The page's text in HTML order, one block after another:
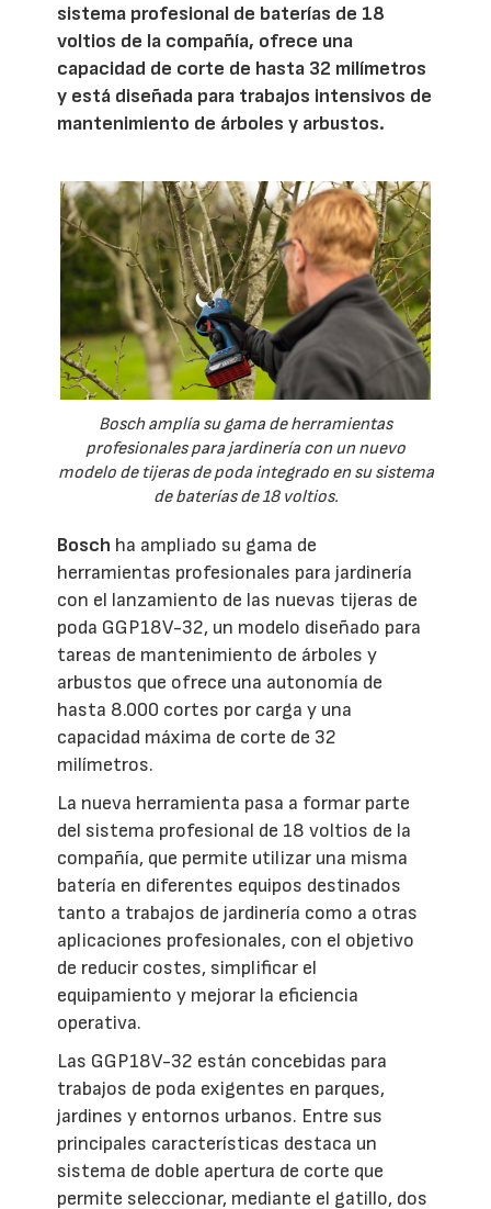
sistema profesional de baterías de 18
voltios de la compañía, ofrece una
capacidad de corte de hasta 32 milímetros
y está diseñada para trabajos intensivos de
mantenimiento de árboles y arbustos.
Bosch amplía su gama de herramientas
profesionales para jardinería con un nuevo
modelo de tijeras de poda integrado en su sistema
de baterías de 18 voltios.
Bosch ha ampliado su gama de
herramientas profesionales para jardinería
con el lanzamiento de las nuevas tijeras de
poda GGP18V-32, un modelo diseñado para
tareas de mantenimiento de árboles y
arbustos que ofrece una autonomía de
hasta 8.000 cortes por carga y una
capacidad máxima de corte de 32
milímetros.
La nueva herramienta pasa a formar parte
del sistema profesional de 18 voltios de la
compañía, que permite utilizar una misma
batería en diferentes equipos destinados
tanto a trabajos de jardinería como a otras
aplicaciones profesionales, con el objetivo
de reducir costes, simplificar el
equipamiento y mejorar la eficiencia
operativa.
Las GGP18V-32 están concebidas para
trabajos de poda exigentes en parques,
jardines y entornos urbanos. Entre sus
principales características destaca un
sistema de doble apertura de corte que
permite seleccionar, mediante el gatillo, dos